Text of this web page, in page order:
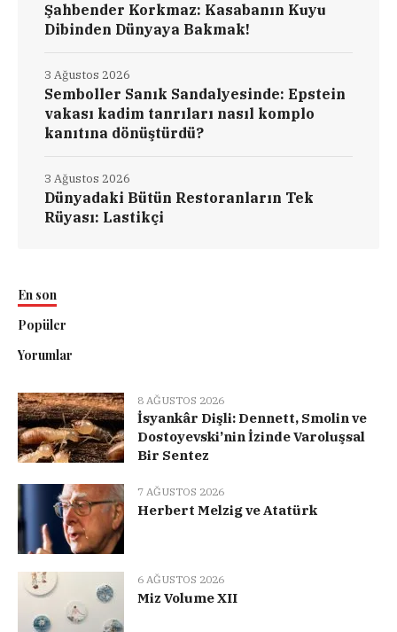
Şahbender Korkmaz: Kasabanın Kuyu
Dibinden Dünyaya Bakmak!
Semboller Sanık Sandalyesinde: Epstein
vakası kadim tanrıları nasıl komplo
kanıtına dönüştürdü?
3 Ağustos 2026
Dünyadaki Bütün Restoranların Tek
Rüyası: Lastikçi
3 Ağustos 2026
En son
Popüler
Yorumlar
8 AĞUSTOS 2026
İsyankâr Dişli: Dennett, Smolin ve
Dostoyevski’nin İzinde Varoluşsal
Bir Sentez
7 AĞUSTOS 2026
Herbert Melzig ve Atatürk
6 AĞUSTOS 2026
Miz Volume XII